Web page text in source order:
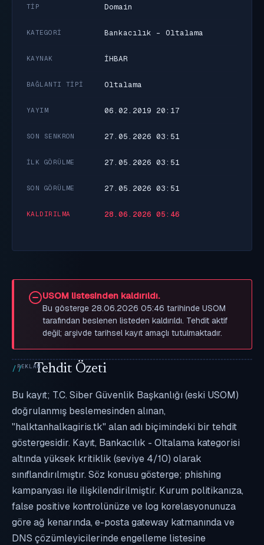
TIP Domain
KATEGORI Bankacılık - Oltalama
KAYNAK İHBAR
BAĞLANTI TIPI Oltalama
YAYIM 06.02.2019 20:17
SON SENKRON 27.05.2026 03:51
İLK GÖRÜLME 27.05.2026 03:51
SON GÖRÜLME 27.05.2026 03:51
KALDIRILMA 28.06.2026 05:46
USOM listesinden kaldırıldı.
Bu gösterge 28.06.2026 05:46 tarihinde USOM
tarafından beslenen listeden kaldırıldı. Tehdit aktif
değil; arşivde tarihsel kayıt amaçlı tutulmaktadır.
Tehdit Özeti
Bu kayıt; T.C. Siber Güvenlik Başkanlığı (eski USOM)
doğrulanmış beslemesinden alınan,
"halktanhalkagiris.tk" alan adı biçimindeki bir tehdit
göstergesidir. Kayıt, Bankacılık - Oltalama kategorisi
altında yüksek kritiklik (seviye 4/10) olarak
sınıflandırılmıştır. Söz konusu gösterge; phishing
kampanyası ile ilişkilendirilmiştir. Kurum politikanıza,
false positive kontrolünüze ve log korelasyonunuza
göre ağ kenarında, e-posta gateway katmanında ve
DNS çözümleyicilerinde engelleme listesine